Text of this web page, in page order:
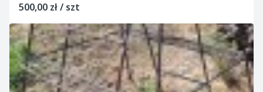
500,00 zł / szt